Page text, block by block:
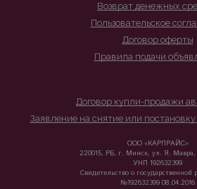
Возврат денежных
Пользовательское
Договор оферты
Правила подачи
Договор купли-продажи
Заявление на снятие или
ООО «КАРПРАЙС»
220015, РБ, г. Минск, ул. Я. Мавра,
УНП 192632399
Свидетельство о государственной
№192632399 08.04.2016